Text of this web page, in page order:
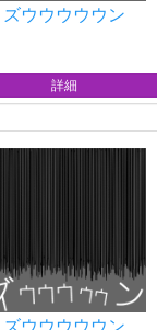
ズウウウウウン
詳細